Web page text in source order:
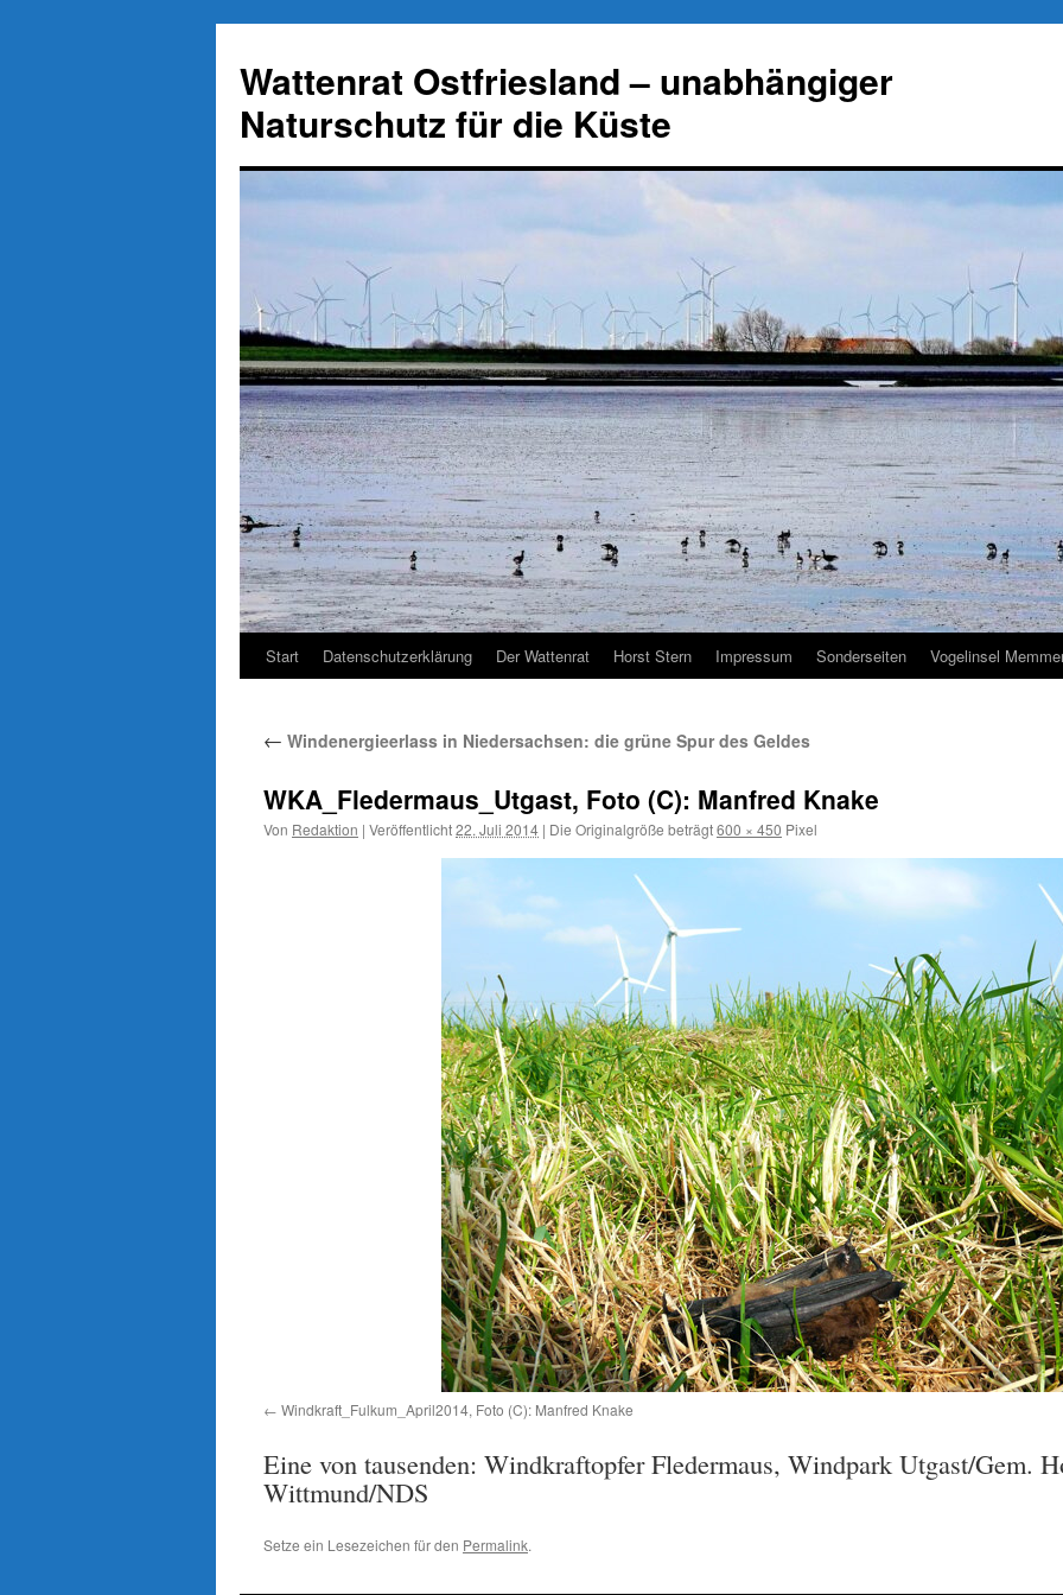
springen
Wattenrat Ostfriesland – unabhängiger
Naturschutz für die Küste
Start Datenschutzerklärung Der Wattenrat Horst Stern Impressum Sonderseiten Vogelinsel
← Windenergieerlass in Niedersachsen: die grüne Spur des Geldes
WKA_Fledermaus_Utgast, Foto (C): Manfred Knake
Von Redaktion | Veröffentlicht22. Juli 2014 | Die Originalgröße beträgt600 × 450 Pixel
Windkraft_Fulkum_April2014, Foto (C): Manfred Knake
Eine von tausenden: Windkraftopfer Fledermaus, Windpark Utgast/Gem.
Wittmund/NDS
Setze ein Lesezeichen für den Permalink.